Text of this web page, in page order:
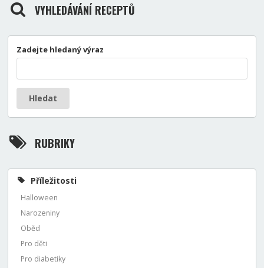
VYHLEDÁVÁNÍ RECEPTŮ
Zadejte hledaný výraz
Hledat
RUBRIKY
Příležitosti
Halloween
Narozeniny
Oběd
Pro děti
Pro diabetiky